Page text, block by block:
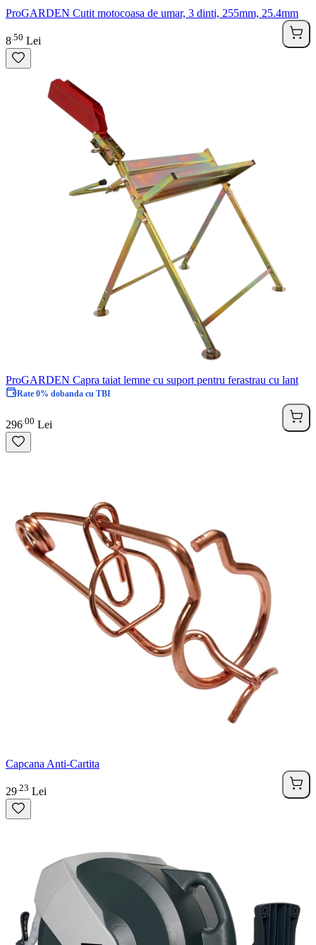
ProGARDEN Cutit motocoasa de umar, 3 dinti, 255mm, 25.4mm
8 50 Lei
ProGARDEN Capra taiat lemne cu suport pentru ferastrau cu lant
Rate 0% dobanda cu TBI
296 00 Lei
Capcana Anti-Cartita
29 23 Lei